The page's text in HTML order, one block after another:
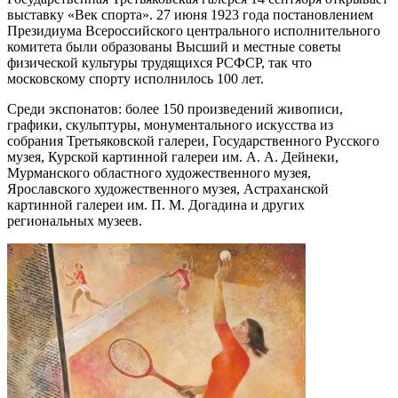
выставку «Век спорта». 27 июня 1923 года постановлением
Президиума Всероссийского центрального исполнительного
комитета были образованы Высший и местные советы
физической культуры трудящихся РСФСР, так что
московскому спорту исполнилось 100 лет.
Среди экспонатов: более 150 произведений живописи,
графики, скульптуры, монументального искусства из
собрания Третьяковской галереи, Государственного Русского
музея, Курской картинной галереи им. А. А. Дейнеки,
Мурманского областного художественного музея,
Ярославского художественного музея, Астраханской
картинной галереи им. П. М. Догадина и других
региональных музеев.